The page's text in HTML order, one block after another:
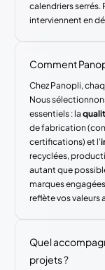
calendriers serrés.
interviennent en
Comment
Chez Panopli,
Nous
essentiels : la
de fabrication
certifications) et l'
recyclées,
autant que
marques
reflète vos valeurs
Quel
projets ?